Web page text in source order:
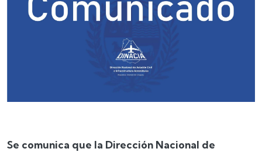
Se comunica que la Dirección Nacional de